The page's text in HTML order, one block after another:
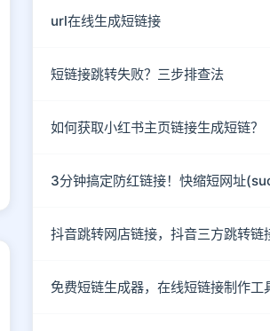
url在线生成短链接
短链接跳转失败？三步排查法
如何获取小红书主页链接生成短链？
抖音跳转网店链接，抖音三方跳转链
免费短链生成器，在线短链接制作工